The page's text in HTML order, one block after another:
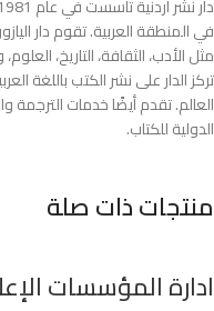
في المنطقة العربية. تقوم دار
مثل الأدب، الثقافة، التاريخ،
تركز الدار على نشر الكتب باللغة
العالم. تقدم أيضًا خدمات
الدولية للكتاب.
منتجات ذات صلة
ادارة المؤسسات